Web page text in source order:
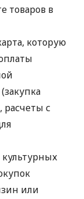
товаров в
которую
с
или